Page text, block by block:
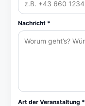
Nachricht *
Art der Veranstaltung *